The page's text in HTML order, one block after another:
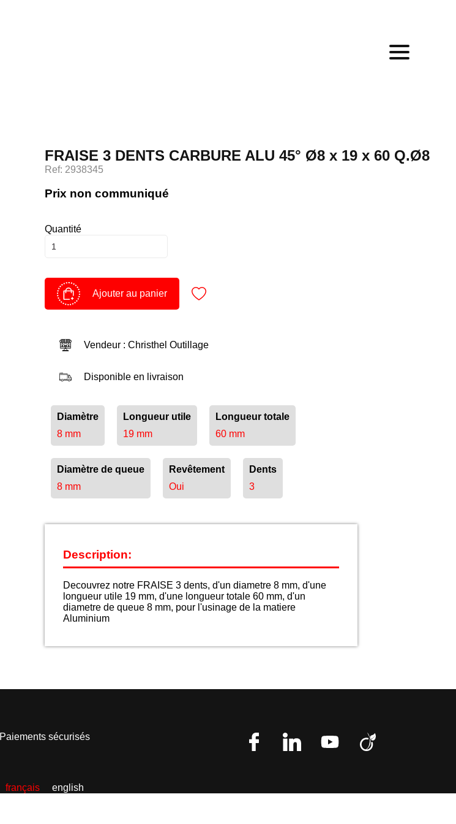
Savoir faire
Catalogue
Contact
Panier
Devenir client
Espace Client
FRAISE 3 DENTS CARBURE ALU 45° Ø8 x 19 x 60 Q.Ø8
Ref: 2938345
Prix non communiqué
Quantité
Ajouter au panier
Vendeur : Christhel Outillage
Disponible en livraison
Diamètre
8 mm
Longueur utile
19 mm
Longueur totale
60 mm
Diamètre de queue
8 mm
Revêtement
Oui
Dents
3
Description:
Decouvrez notre FRAISE 3 dents, d'un diametre 8 mm, d'une
longueur utile 19 mm, d'une longueur totale 60 mm, d'un
diametre de queue 8 mm, pour l'usinage de la matiere
Aluminium
Paiements sécurisés
français english